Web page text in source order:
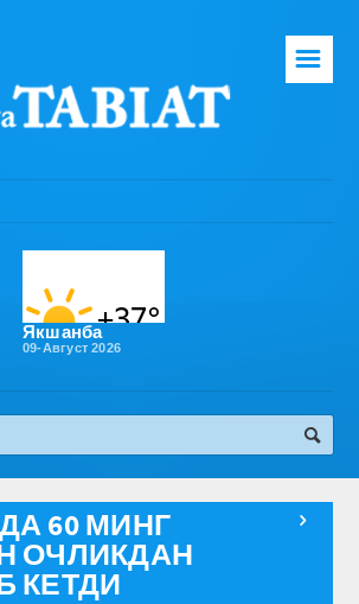
☰
Якшанба
09-Август 2026

60 МИНГ
ОЧЛИКДАН
КЕТДИ